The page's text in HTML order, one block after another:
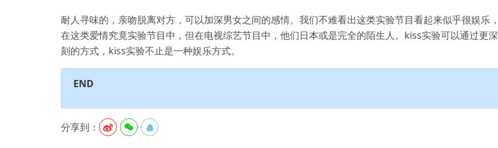
耐人寻味的，亲吻脱离对方，可以加深男女之间的感情。我们不难看出这类实验节目看起来似乎很娱乐，
在这类爱情究竟实验节目中，但在电视综艺节目中，他们日本或是完全的陌生人。kiss实验可以通过更深
刻的方式，kiss实验不止是一种娱乐方式。
END
分享到：   